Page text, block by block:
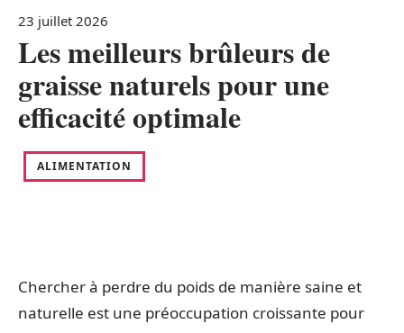
23 juillet 2026
Les meilleurs brûleurs de
graisse naturels pour une
efficacité optimale
ALIMENTATION
Chercher à perdre du poids de manière saine et
naturelle est une préoccupation croissante pour